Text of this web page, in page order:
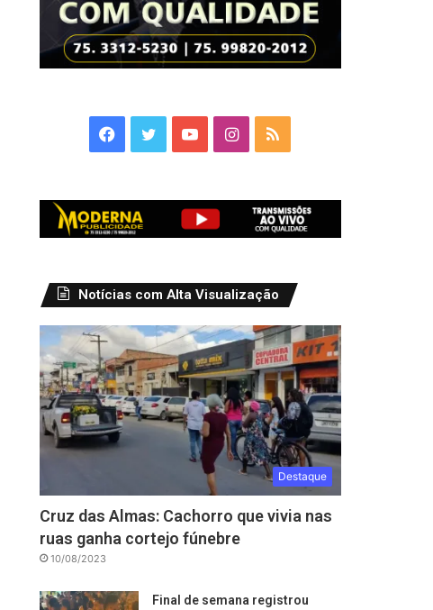
Facebook
TwitterYouTubeInstagram
RSS
Notícias com Alta Visualização
Destaque
Cruz das Almas: Cachorro que vivia nas
ruas ganha cortejo fúnebre
10/08/2023
Final de semana registrou